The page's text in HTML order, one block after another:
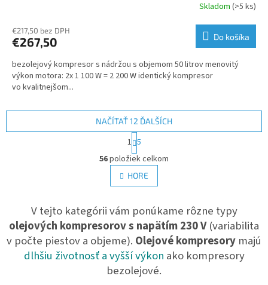
Skladom (>5 ks)
€217,50 bez DPH
€267,50 Do košíka
bezolejový kompresor s nádržou s objemom 50 litrov menovitý
výkon motora: 2x 1 100 W = 2 200 W identický kompresor
vo kvalitnejšom...
O
v
l
á
a
c
i
e
p
r
v
NAČÍTAŤ 12 ĎALŠÍCH
S
t
r
á
n
k
v
a
n
e
1 5
56položiek celkom
HORE
V tejto kategórii vám ponúkame rôzne typy
olejových kompresorov s napätím 230 V(variabilita
v počte piestov a objeme). Olejové kompresory majú
dlhšiu životnosť a vyšší výkon ako kompresory
bezolejové.